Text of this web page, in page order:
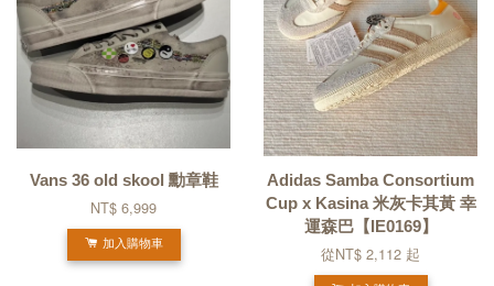
Vans 36 old skool 勳章鞋
NT$ 6,999
加入購物車
Adidas Samba Consortium
Cup x Kasina 米灰卡其黃 幸
運森巴【IE0169】
從NT$ 2,112 起